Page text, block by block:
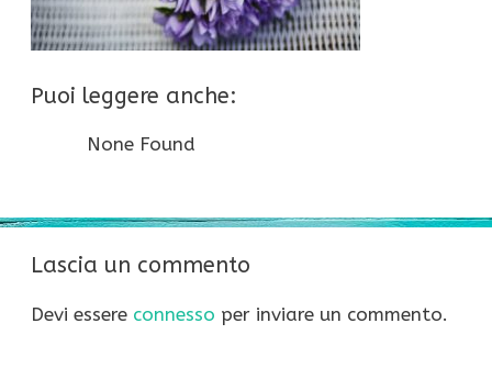
Puoi leggere anche:
None Found
Lascia un commento
Devi essere connesso per inviare un commento.